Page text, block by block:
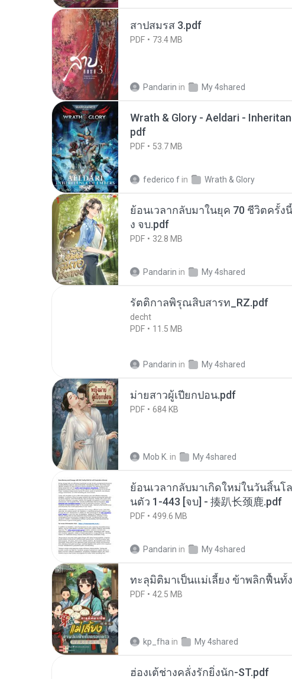
สาปสมรส 3.pdf
PDF 73.4 MB
Pandarin in My 4shared
Wrath & Glory - Aeldari -
pdf
PDF 53.7 MB
federico f in Wrath & Glory
ย้อนเวลากลับมาในยุค 70 ชีวิตครั้ง
ง จบ.pdf
PDF 32.8 MB
Pandarin in My 4shared
รัตติกาลพิรุณสิบสารท_RZ.pdf
decht
PDF
11.5 MB
Pandarin in My 4shared
ม่ายสาวผู้เปียกปอน.pdf
PDF 684 KB
Mob K. in My 4shared
ย้อนเวลากลับมาเกิดใหม่ในวันสิ้น
นตัว 1-443 [จบ] - 揍趴长颈鹿.pdf
PDF 499.6 MB
Pandarin in My 4shared
ทะลุมิติมาเป็นแม่เลี้ยง ข้าพลิกฟื้นทั้
PDF 42.5 MB
kp_fha in My 4shared
ฮ่องเต้ช่างคลั่งรักยิ่งนัก-ST.pdf